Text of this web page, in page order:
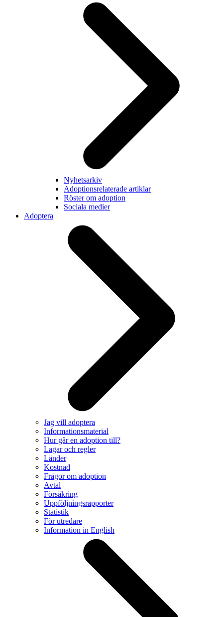
Nyhetsarkiv
Adoptionsrelaterade artiklar
Röster om adoption
Sociala medier
Adoptera
Jag vill adoptera
Informationsmaterial
Hur går en adoption till?
Lagar och regler
Länder
Kostnad
Frågor om adoption
Avtal
Försäkring
Uppföljningsrapporter
Statistik
För utredare
Information in English